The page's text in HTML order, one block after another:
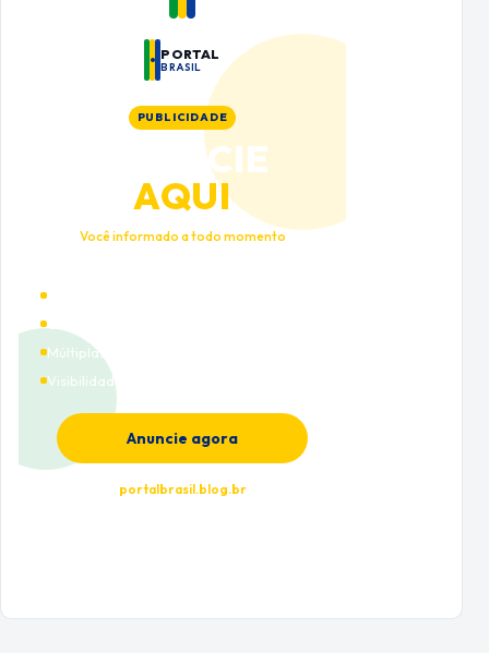
PORTAL
BRASIL
PUBLICIDADE
ANUNCIE
AQUI
Você informado a todo momento
Múltiplas categorias
Visibilidade premium
Anuncie agora
portalbrasil.blog.br